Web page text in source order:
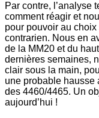
Par contre, l’analyse
comment réagir et
pour pouvoir au
contrarien. Nous en
de la MM20 et du
dernières semaines,
clair sous la main,
une probable hausse
des 4460/4465. Un
aujourd’hui !